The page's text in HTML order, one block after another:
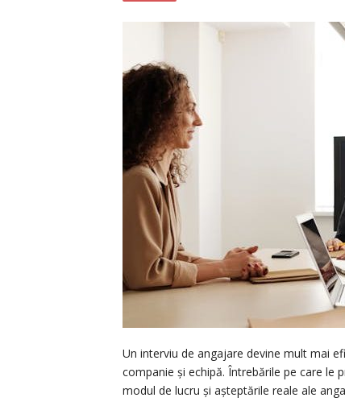
Un interviu de angajare devine mult mai
companie și echipă. Întrebările pe care le
modul de lucru și așteptările reale ale